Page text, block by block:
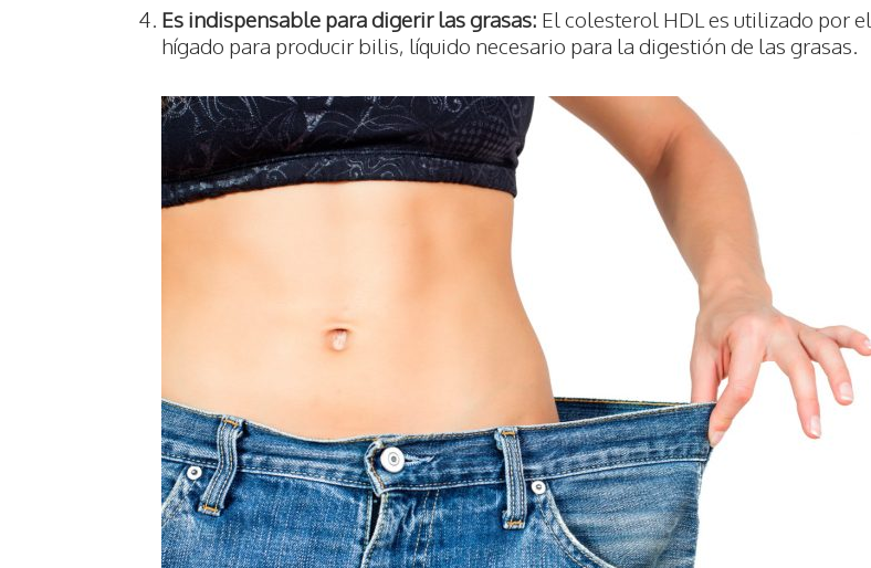
Es indispensable para digerir las grasas: El colesterol HDL es utilizado por el
hígado para producir bilis, líquido necesario para la digestión de las grasas.